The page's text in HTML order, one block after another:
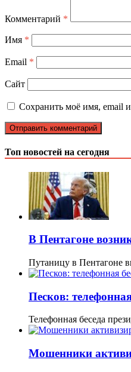
Комментарий *
Имя *
Email *
Сайт
Сохранить моё имя, email
Топ новостей на сегодня
В Пентагоне
Путаницу в Пентагоне
Песков:
Телефонная беседа
Мошенники